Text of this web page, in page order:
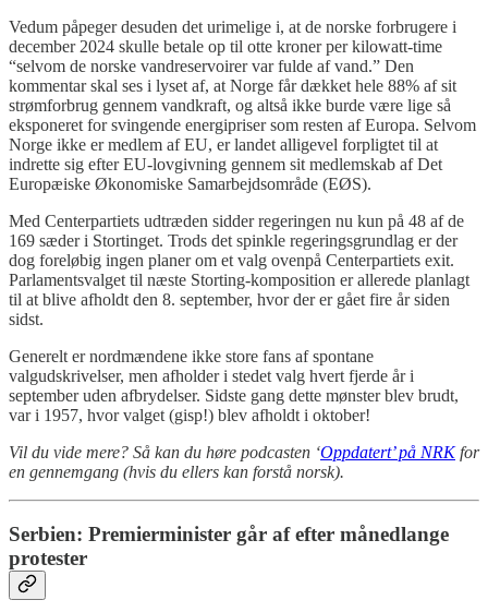
Vedum påpeger desuden det urimelige i, at de norske forbrugere i
december 2024 skulle betale op til otte kroner per kilowatt-time
“selvom de norske vandreservoirer var fulde af vand.” Den
kommentar skal ses i lyset af, at Norge får dækket hele 88% af sit
strømforbrug gennem vandkraft, og altså ikke burde være lige så
eksponeret for svingende energipriser som resten af Europa. Selvom
Norge ikke er medlem af EU, er landet alligevel forpligtet til at
indrette sig efter EU-lovgivning gennem sit medlemskab af Det
Europæiske Økonomiske Samarbejdsområde (EØS).
Med Centerpartiets udtræden sidder regeringen nu kun på 48 af de
169 sæder i Stortinget. Trods det spinkle regeringsgrundlag er der
dog foreløbig ingen planer om et valg ovenpå Centerpartiets exit.
Parlamentsvalget til næste Storting-komposition er allerede planlagt
til at blive afholdt den 8. september, hvor der er gået fire år siden
sidst.
Generelt er nordmændene ikke store fans af spontane
valgudskrivelser, men afholder i stedet valg hvert fjerde år i
september uden afbrydelser. Sidste gang dette mønster blev brudt,
var i 1957, hvor valget (gisp!) blev afholdt i oktober!
Vil du vide mere? Så kan du høre podcasten ‘Oppdatert’ på NRKfor
en gennemgang (hvis du ellers kan forstå norsk).
Serbien: Premierminister går af efter månedlange
protester